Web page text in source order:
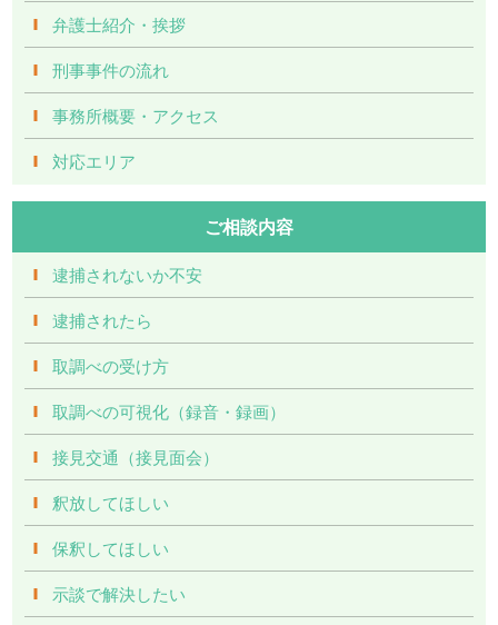
弁護士紹介・挨拶
刑事事件の流れ
事務所概要・アクセス
対応エリア
ご相談内容
逮捕されないか不安
逮捕されたら
取調べの受け方
取調べの可視化（録音・録画）
接見交通（接見面会）
釈放してほしい
保釈してほしい
示談で解決したい